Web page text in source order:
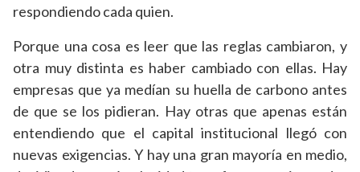
respondiendo cada quien.
Porque una cosa es leer que las reglas cambiaron, y
otra muy distinta es haber cambiado con ellas. Hay
empresas que ya medían su huella de carbono antes
de que se los pidieran. Hay otras que apenas están
entendiendo que el capital institucional llegó con
nuevas exigencias. Y hay una gran mayoría en medio,